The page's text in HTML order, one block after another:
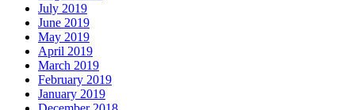
July 2019
June 2019
May 2019
April 2019
March 2019
February 2019
January 2019